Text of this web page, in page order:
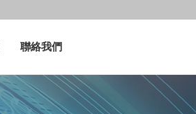
聯絡我們